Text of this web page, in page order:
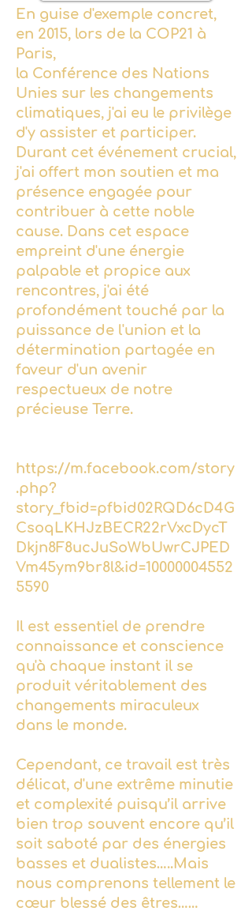
En guise d'exemple concret,
en 2015, lors de la COP21 à
Paris,
la Conférence des Nations
Unies sur les changements
climatiques, j'ai eu le privilège
d'y assister et participer.
Durant cet événement crucial,
j'ai offert mon soutien et ma
présence engagée pour
contribuer à cette noble
cause. Dans cet espace
empreint d'une énergie
palpable et propice aux
rencontres, j'ai été
profondément touché par la
puissance de l'union et la
détermination partagée en
faveur d'un avenir
respectueux de notre
précieuse Terre.
https://m.facebook.com/story
.php?
story_fbid=pfbid02RQD6cD4G
CsoqLKHJzBECR22rVxcDycT
Dkjn8F8ucJuSoWbUwrCJPED
Vm45ym9br8l&id=10000004552
5590
Il est essentiel de prendre
connaissance et conscience
qu'à chaque instant il se
produit véritablement des
changements miraculeux
dans le monde.
Cependant, ce travail est très
délicat, d'une extrême minutie
et complexité puisqu’il arrive
bien trop souvent encore qu’il
soit saboté par des énergies
basses et dualistes…..Mais
nous comprenons tellement le
cœur blessé des êtres……